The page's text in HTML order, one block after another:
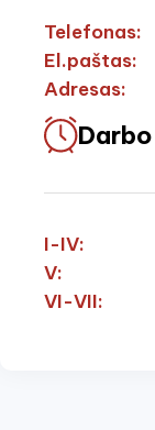
Telefonas:
El.paštas:
Adresas:
I-IV:
V:
VI-VII: